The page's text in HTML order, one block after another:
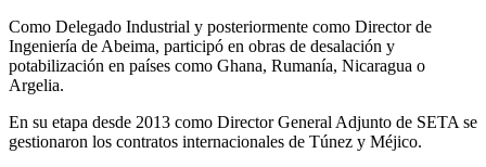
Como Delegado Industrial y posteriormente como Director de
Ingeniería de Abeima, participó en obras de desalación y
potabilización en países como Ghana, Rumanía, Nicaragua o
Argelia.
En su etapa desde 2013 como Director General Adjunto de SETA se
gestionaron los contratos internacionales de Túnez y Méjico.